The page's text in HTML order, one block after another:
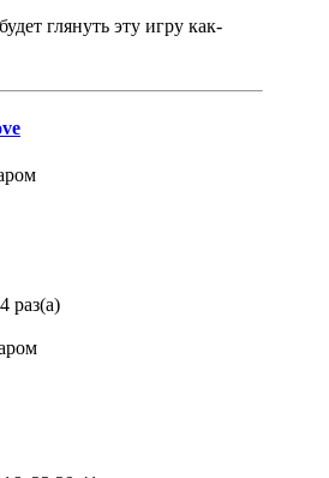
глянуть эту игру как-
раз(а)